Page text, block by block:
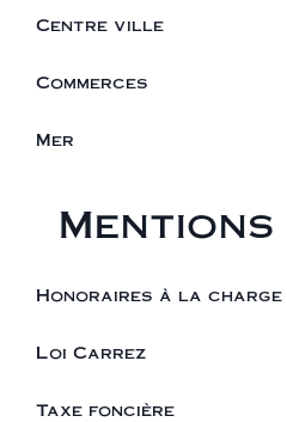
Centre ville
Commerces
Mer
Honoraires à la charge
Loi Carrez
Taxe foncière